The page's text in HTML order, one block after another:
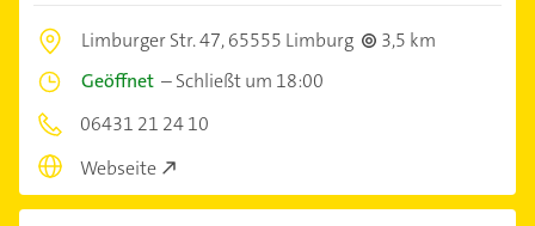
Limburger Str. 47,65555 Limburg
3,5 km
Geöffnet –Schließt um 18:00
06431 21 24 10
Webseite